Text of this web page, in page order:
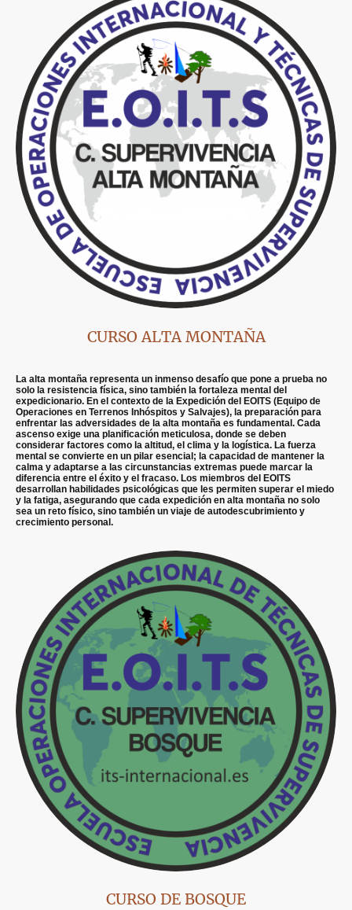
CURSO ALTA MONTAÑA
La alta montaña representa un inmenso desafío que pone a prueba no
solo la resistencia física, sino también la fortaleza mental del
expedicionario. En el contexto de la Expedición del EOITS (Equipo de
Operaciones en Terrenos Inhóspitos y Salvajes), la preparación para
enfrentar las adversidades de la alta montaña es fundamental. Cada
ascenso exige una planificación meticulosa, donde se deben
considerar factores como la altitud, el clima y la logística. La fuerza
mental se convierte en un pilar esencial; la capacidad de mantener la
calma y adaptarse a las circunstancias extremas puede marcar la
diferencia entre el éxito y el fracaso. Los miembros del EOITS
desarrollan habilidades psicológicas que les permiten superar el miedo
y la fatiga, asegurando que cada expedición en alta montaña no solo
sea un reto físico, sino también un viaje de autodescubrimiento y
crecimiento personal.
CURSO DE BOSQUE